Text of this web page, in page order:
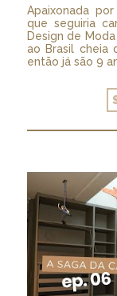
Apaixonada
que seguiria
Design de
ao Brasil cheia
então já são 9